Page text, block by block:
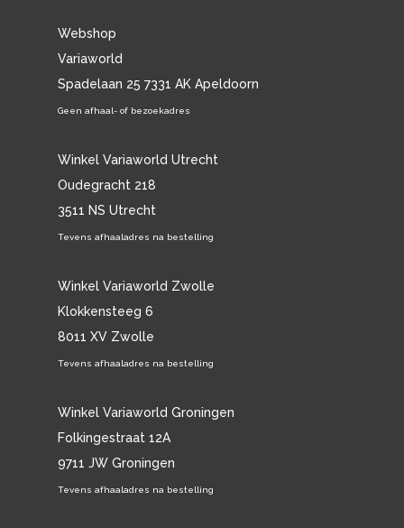
Webshop
Variaworld
Spadelaan 25 7331 AK Apeldoorn
Geen afhaal- of bezoekadres
Winkel Variaworld Utrecht
Oudegracht 218
3511 NS Utrecht
Tevens afhaaladres na bestelling
Winkel Variaworld Zwolle
Klokkensteeg 6
8011 XV Zwolle
Tevens afhaaladres na bestelling
Winkel Variaworld Groningen
Folkingestraat 12A
9711 JW Groningen
Tevens afhaaladres na bestelling